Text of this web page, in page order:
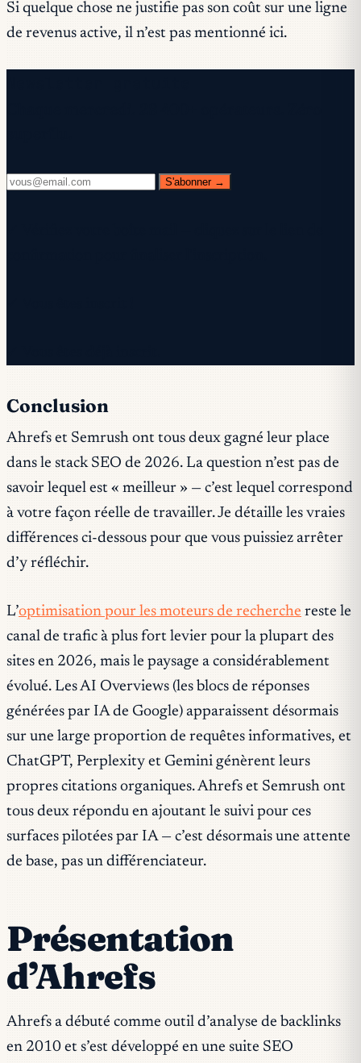
Si quelque chose ne justifie pas son coût sur une ligne
de revenus active, il n’est pas mentionné ici.
S'abonner →
Conclusion
Ahrefs et Semrush ont tous deux gagné leur place
dans le stack SEO de 2026. La question n’est pas de
savoir lequel est « meilleur » — c’est lequel correspond
à votre façon réelle de travailler. Je détaille les vraies
différences ci-dessous pour que vous puissiez arrêter
d’y réfléchir.
L’optimisation pour les moteurs de recherche reste le
canal de trafic à plus fort levier pour la plupart des
sites en 2026, mais le paysage a considérablement
évolué. Les AI Overviews (les blocs de réponses
générées par IA de Google) apparaissent désormais
sur une large proportion de requêtes informatives, et
ChatGPT, Perplexity et Gemini génèrent leurs
propres citations organiques. Ahrefs et Semrush ont
tous deux répondu en ajoutant le suivi pour ces
surfaces pilotées par IA — c’est désormais une attente
de base, pas un différenciateur.
Présentation
d’Ahrefs
Ahrefs a débuté comme outil d’analyse de backlinks
en 2010 et s’est développé en une suite SEO